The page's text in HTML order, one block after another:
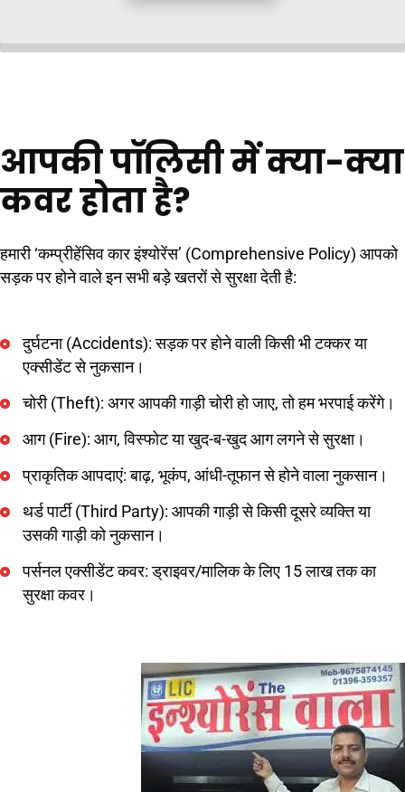
आपकी पॉलिसी में क्या-क्या
कवर होता है?
हमारी ‘कम्प्रीहेंसिव कार इंश्योरेंस’ (Comprehensive Policy) आपको
सड़क पर होने वाले इन सभी बड़े खतरों से सुरक्षा देती है:
दुर्घटना (Accidents): सड़क पर होने वाली किसी भी टक्कर या
एक्सीडेंट से नुकसान।
चोरी (Theft): अगर आपकी गाड़ी चोरी हो जाए, तो हम भरपाई करेंगे।
आग (Fire): आग, विस्फोट या खुद-ब-खुद आग लगने से सुरक्षा।
प्राकृतिक आपदाएं: बाढ़, भूकंप, आंधी-तूफान से होने वाला नुकसान।
थर्ड पार्टी (Third Party): आपकी गाड़ी से किसी दूसरे व्यक्ति या
उसकी गाड़ी को नुकसान।
पर्सनल एक्सीडेंट कवर: ड्राइवर/मालिक के लिए 15 लाख तक का
सुरक्षा कवर।